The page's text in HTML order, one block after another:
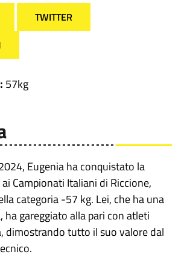
TWITTER
57kg
Eugenia ha conquistato la
Campionati Italiani di Riccione,
categoria -57 kg. Lei, che ha una
ha gareggiato alla pari con atleti
dimostrando tutto il suo valore dal